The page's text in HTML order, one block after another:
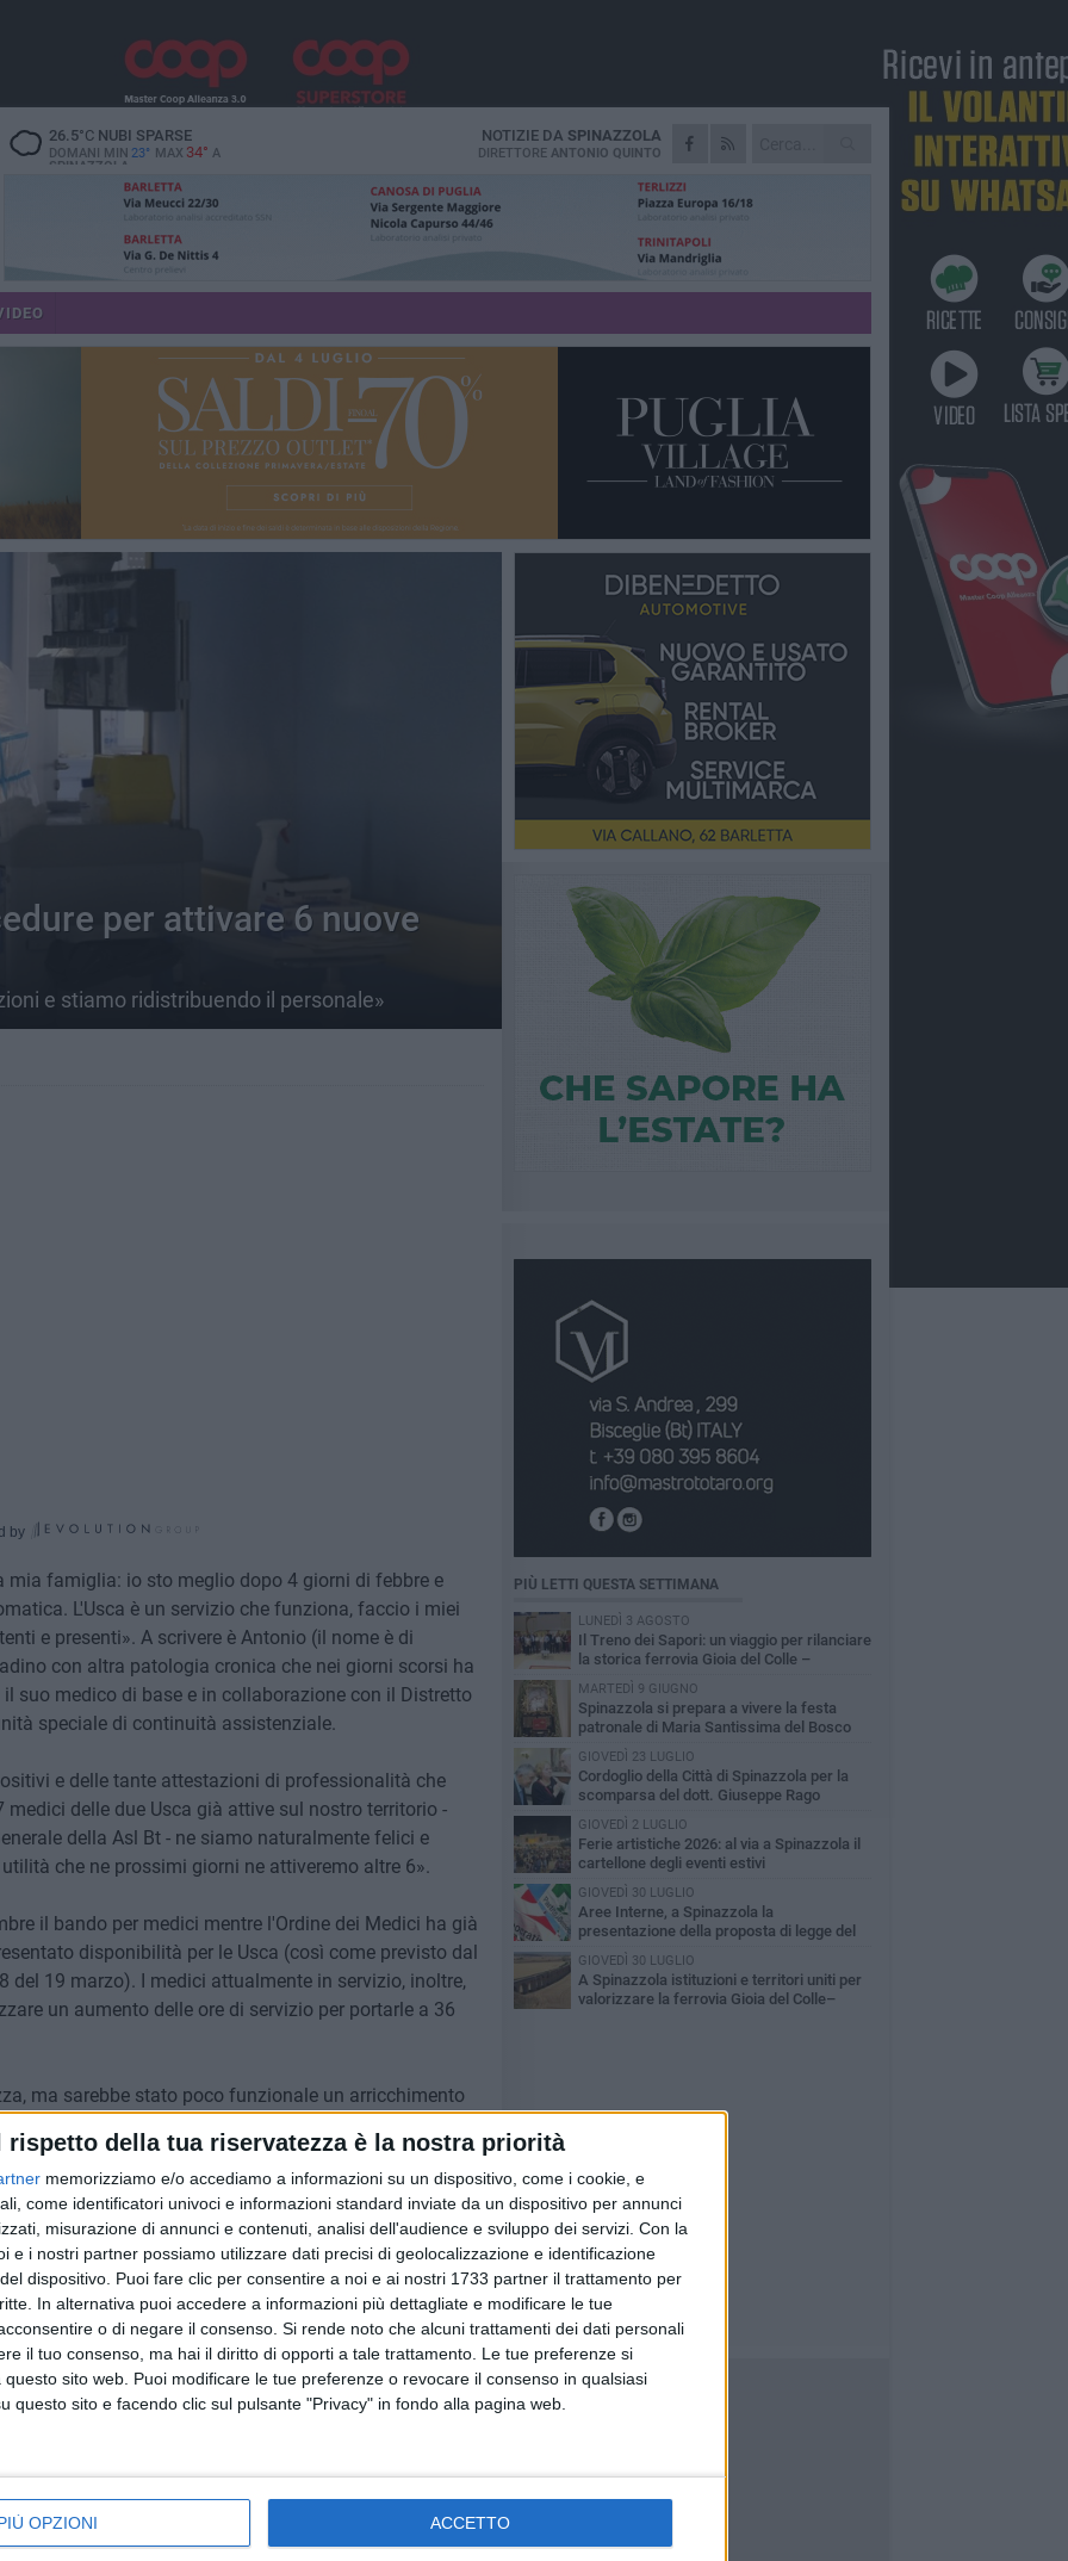
rispetto della tua riservatezza è la nostra priorità
memorizziamo e/o accediamo a informazioni su un dispositivo, come i cookie, e
come identificatori univoci e informazioni standard inviate da un dispositivo per annunci
misurazione di annunci e contenuti, analisi dell'audience e sviluppo dei servizi. Con la
e i nostri partner possiamo utilizzare dati precisi di geolocalizzazione e identificazione
dispositivo. Puoi fare clic per consentire a noi e ai nostri 1733 partner il trattamento per
In alternativa puoi accedere a informazioni più dettagliate e modificare le tue
o di negare il consenso. Si rende noto che alcuni trattamenti dei dati personali
il tuo consenso, ma hai il diritto di opporti a tale trattamento. Le tue preferenze si
sito web. Puoi modificare le tue preferenze o revocare il consenso in qualsiasi
questo sito e facendo clic sul pulsante "Privacy" in fondo alla pagina web.
OPZIONI ACCETTO
26.5°CNUBI SPARSE
DOMANI MIN 23° MAX 34° A
SPINAZZOLA
NOTIZIE DA SPINAZZOLA
DIRETTORE ANTONIO QUINTO
per attivare 6 nuove
e stiamo ridistribuendo il personale»
by
mia famiglia: io sto meglio dopo 4 giorni di febbre e
L'Usca è un servizio che funziona, faccio i miei
e presenti». A scrivere è Antonio (il nome è di
con altra patologia cronica che nei giorni scorsi ha
suo medico di base e in collaborazione con il Distretto
speciale di continuità assistenziale.
e delle tante attestazioni di professionalità che
delle due Usca già attive sul nostro territorio -
della Asl Bt - ne siamo naturalmente felici e
che ne prossimi giorni ne attiveremo altre 6».
il bando per medici mentre l'Ordine dei Medici ha già
disponibilità per le Usca (così come previsto dal
del 19 marzo). I medici attualmente in servizio, inoltre,
un aumento delle ore di servizio per portarle a 36
ma sarebbe stato poco funzionale un arricchimento
casi di positività da Covid da gestire - aggiunge
necessita di una maggiore e più capillare presenza
subito altre 6 su tutto il territorio».
segretario provinciale Cgil Bat - pubblicata da alcune
mancata attivazione delle unità speciali in estate.
le stiamo affrontando e gestendo
rispetto al personale sanitario, del comparto e tecnico
il personale in servizio alla luce della nuova
per i suggerimenti che arrivano rispetto
la complessità della presa in carico dei pazienti
ben definiti a tutela degli stessi pazienti e degli
in considerazione opportunità di utilizzo di altre
specifiche».
PIÙ LETTI QUESTA SETTIMANA
LUNEDÌ 3 AGOSTO
Il Treno dei Sapori: un viaggio per rilanciare
la storica ferrovia Gioia del Colle –
Rocchetta Sant’Antonio
MARTEDÌ 9 GIUGNO
Spinazzola si prepara a vivere la festa
patronale di Maria Santissima del Bosco
GIOVEDÌ 23 LUGLIO
Cordoglio della Città di Spinazzola per la
scomparsa del dott. Giuseppe Rago
GIOVEDÌ 2 LUGLIO
Ferie artistiche 2026: al via a Spinazzola il
cartellone degli eventi estivi
GIOVEDÌ 30 LUGLIO
Aree Interne, a Spinazzola la
presentazione della proposta di legge del
Partito Democratico
GIOVEDÌ 30 LUGLIO
A Spinazzola istituzioni e territori uniti per
valorizzare la ferrovia Gioia del Colle–